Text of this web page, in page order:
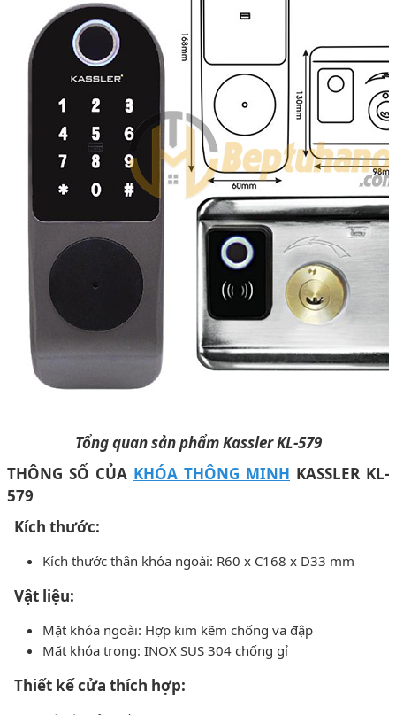
Tổng quan sản phẩm Kassler KL-579
THÔNG SỐ CỦA KHÓA THÔNG MINH KASSLER KL-
579
Kích thước:
Kích thước thân khóa ngoài: R60 x C168 x D33 mm
Vật liệu:
Mặt khóa ngoài: Hợp kim kẽm chống va đập
Mặt khóa trong: INOX SUS 304 chống gỉ
Thiết kế cửa thích hợp: